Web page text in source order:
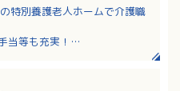
特別養護老人ホームで介護職
当等も充実！
体制が整っており、緊急時に